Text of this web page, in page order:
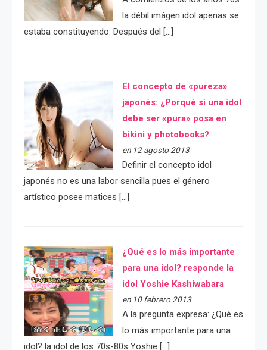
la débil imágen idol apenas se
estaba constituyendo. Después del […]
El concepto de «pureza»
japonés: ¿Porqué si una idol
debe ser «pura» posa en
bikini y photobooks?
en 12 agosto 2013
Definir el concepto idol
japonés no es una labor sencilla pues el género
artístico posee matices […]
¿Qué es lo más importante
para una idol? responde la
idol Yoshie Kashiwabara
en 10 febrero 2013
A la pregunta expresa: ¿Qué es
lo más importante para una
idol? la idol de los 70s-80s Yoshie […]